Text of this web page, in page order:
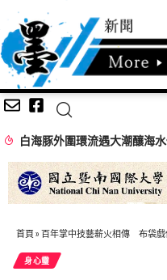
首頁 » 百年掌中技藝薪火相傳 布袋
身心𩆜